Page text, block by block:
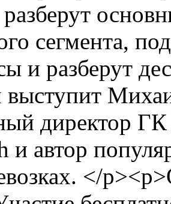
разберут
сегмента,
и разберут
директор
и автор
</